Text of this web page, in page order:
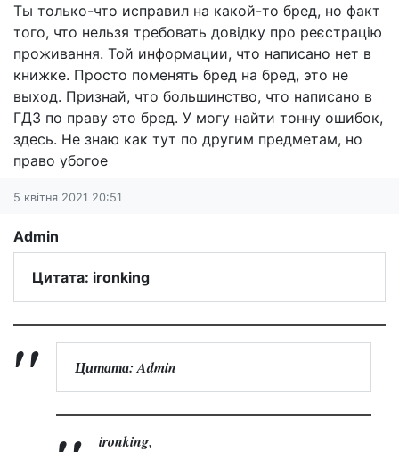
Ты только-что исправил на какой-то бред, но факт
того, что нельзя требовать довідку про реєстрацію
проживання. Той информации, что написано нет в
книжке. Просто поменять бред на бред, это не
выход. Признай, что большинство, что написано в
ГДЗ по праву это бред. У могу найти тонну ошибок,
здесь. Не знаю как тут по другим предметам, но
право убогое
5 квітня 2021 20:51
Admin
Цитата: ironking
Цитата: Admin
ironking,